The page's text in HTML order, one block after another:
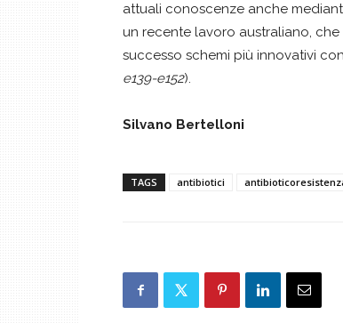
attuali conoscenze anche
un recente lavoro australiano,
successo schemi più innovativi
e139-e152).
Silvano Bertelloni
TAGS antibiotici